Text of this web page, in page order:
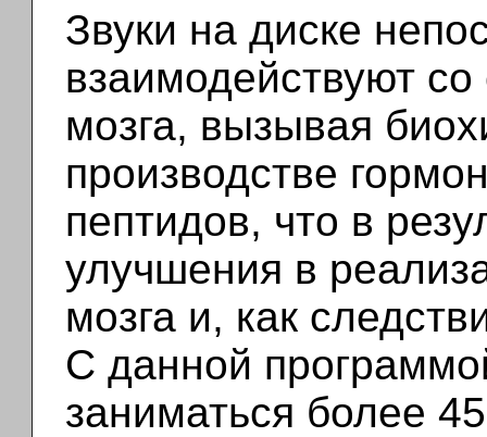
Звуки на диске
взаимодействуют
мозга, вызывая
производстве
пептидов, что в
улучшения в
мозга и, как
С данной
заниматься более